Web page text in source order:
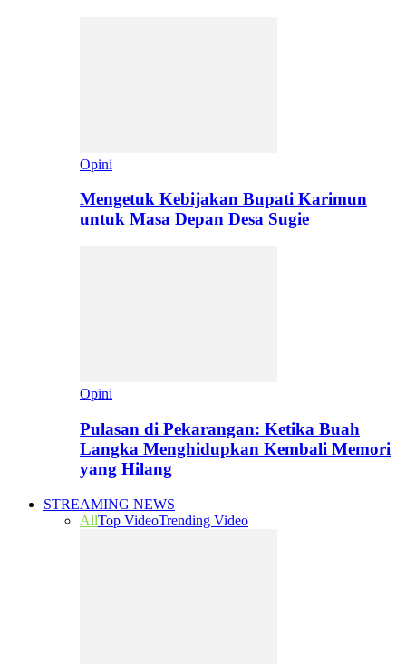
Opini
Mengetuk Kebijakan Bupati Karimun
untuk Masa Depan Desa Sugie
Opini
Pulasan di Pekarangan: Ketika Buah
Langka Menghidupkan Kembali Memori
yang Hilang
STREAMING NEWS
AllTop VideoTrending Video